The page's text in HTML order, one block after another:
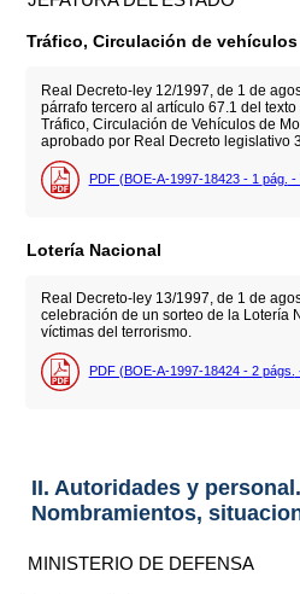
Tráfico, Circulación de
Real Decreto-ley 12/1997, de 1 de
párrafo tercero al artículo 67.1 del
Tráfico, Circulación de Vehículos de
aprobado por Real Decreto legislativo
PDF (BOE-A-1997-18423 - 1 pág. -
Lotería Nacional
Real Decreto-ley 13/1997, de 1 de
celebración de un sorteo de la Lotería
víctimas del terrorismo.
PDF (BOE-A-1997-18424 - 2 págs.
II. Autoridades y
Nombramientos,
MINISTERIO DE DEFENSA